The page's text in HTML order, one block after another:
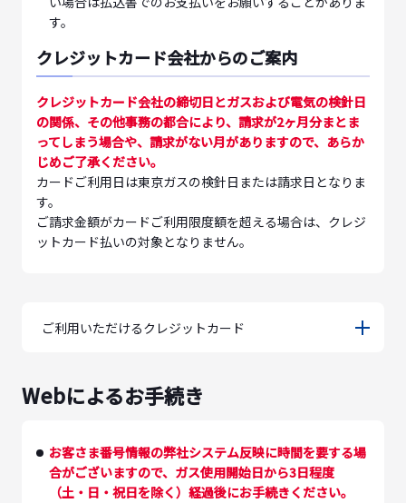
す。
クレジットカード会社からのご案内
クレジットカード会社の締切日とガスおよび電気の検針日
の関係、その他事務の都合により、請求が2ヶ月分まとま
ってしまう場合や、請求がない月がありますので、あらか
じめご了承ください。
カードご利用日は東京ガスの検針日または請求日となりま
す。
ご請求金額がカードご利用限度額を超える場合は、クレジ
ットカード払いの対象となりません。
ご利用いただけるクレジットカード
Webによるお手続き
お客さま番号情報の弊社システム反映に時間を要する場
合がございますので、ガス使用開始日から3日程度
（土・日・祝日を除く）経過後にお手続きください。